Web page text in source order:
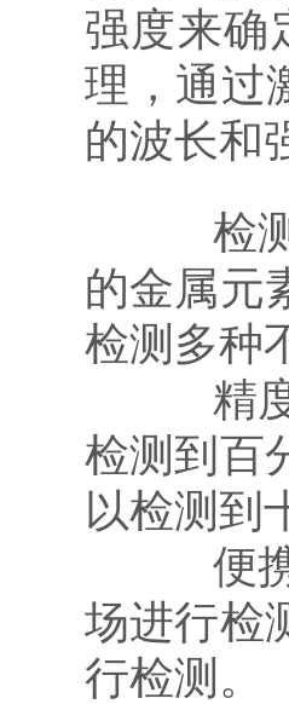
强度来确
理，通过
的波长和
检测
的金属元
检测多种
精度
检测到百
以检测到
便携
场进行检
行检测。